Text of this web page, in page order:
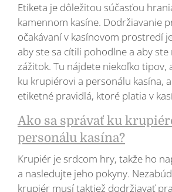
Etiketa je dôležitou súčasťou
kamennom kasíne. Dodržiavanie
očakávaní v kasínovom prostredí
aby ste sa cítili pohodlne a aby
zážitok. Tu nájdete niekoľko tipov,
ku krupiérovi a personálu kasína,
etiketné pravidlá, ktoré platia v
Ako sa správať ku
personálu kasína?
Krupiér je srdcom hry, takže ho
a nasledujte jeho pokyny.
krupiér musí taktiež dodržiavať